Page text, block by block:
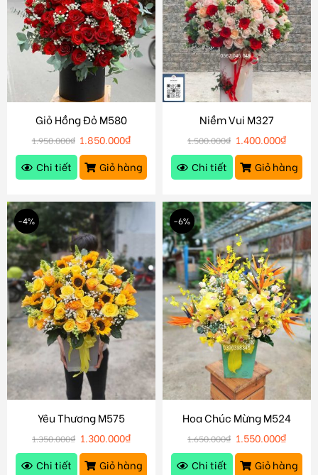
Giỏ Hồng Đỏ M580
1.950.000₫ 1.850.000₫
Chi tiết
Giỏ hàng
Niềm Vui M327
1.500.000₫ 1.400.000₫
Chi tiết
Giỏ hàng
-4%
Yêu Thương M575
1.350.000₫ 1.300.000₫
Chi tiết
Giỏ hàng
-6%
Hoa Chúc Mừng M524
1.650.000₫ 1.550.000₫
Chi tiết
Giỏ hàng